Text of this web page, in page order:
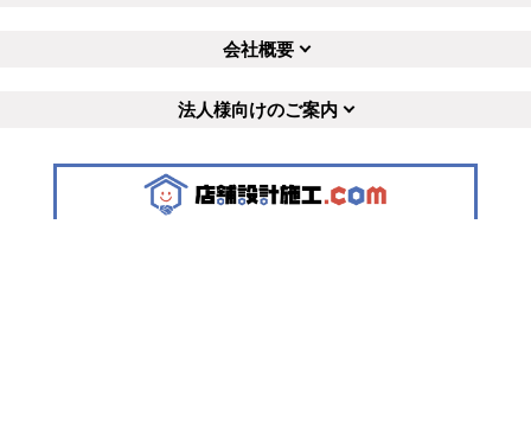
会社概要
法人様向けのご案内